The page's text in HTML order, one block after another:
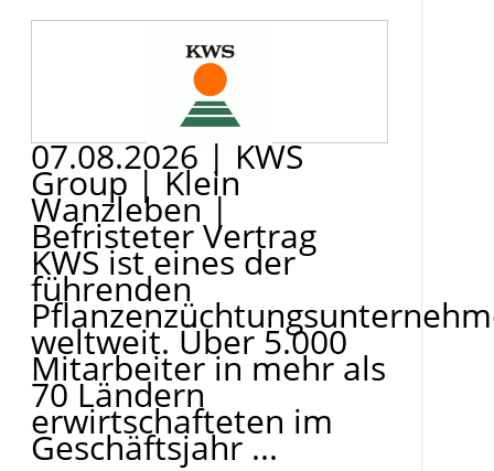
07.08.2026 | KWS
Group|Klein
Wanzleben|
Befristeter Vertrag
KWS ist eines der
führenden
weltweit. Über 5.000
Mitarbeiter in mehr als
70 Ländern
erwirtschafteten im
Geschäftsjahr ...